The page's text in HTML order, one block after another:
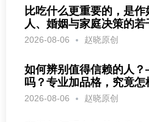
比吃什么更重要的，是
人、婚姻与家庭决策的若
2026-08-06 赵晓原创
如何辨别值得信赖的人
吗？专业加品格，究竟怎
2026-08-06 赵晓原创